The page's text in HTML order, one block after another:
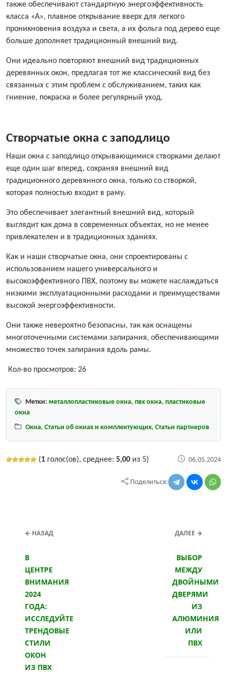
также обеспечивают стандартную энергоэффективность
класса «А», плавное открывание вверх для легкого
проникновения воздуха и света, а их фольга под дерево еще
больше дополняет традиционный внешний вид.
Они идеально повторяют внешний вид традиционных
деревянных окон, предлагая тот же классический вид без
связанных с этим проблем с обслуживанием, таких как
гниение, покраска и более регулярный уход.
Створчатые окна с заподлицо
Наши окна с заподлицо открывающимися створками делают
еще один шаг вперед, сохраняя внешний вид
традиционного деревянного окна, только со створкой,
которая полностью входит в раму.
Это обеспечивает элегантный внешний вид, который
выглядит как дома в современных объектах, но не менее
привлекателен и в традиционных зданиях.
Как и наши створчатые окна, они спроектированы с
использованием нашего универсального и
высокоэффективного ПВХ, поэтому вы можете наслаждаться
низкими эксплуатационными расходами и преимуществами
высокой энергоэффективности.
Они также невероятно безопасны, так как оснащены
многоточечными системами запирания, обеспечивающими
множество точек запирания вдоль рамы.
Кол-во просмотров: 26
Метки: металлопластиковые окна, пвх окна, пластиковые
окна
Окна, Статьи об окнах и комплектующих, Статьи партнеров
(1 голос(ов), среднее: 5,00 из 5) 06.05.2024
Поделиться:
← НАЗАД
В
ЦЕНТРЕ
ВНИМАНИЯ
2024
ГОДА:
ИССЛЕДУЙТЕ
ТРЕНДОВЫЕ
СТИЛИ
ОКОН
ИЗ ПВХ
ДАЛЕЕ →
ВЫБОР
МЕЖДУ
ДВОЙНЫМИ
ДВЕРЯМИ
ИЗ
АЛЮМИНИЯ
ИЛИ
ПВХ